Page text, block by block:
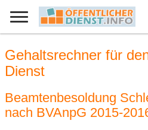
Gehaltsrechner für
Dienst
Beamtenbesoldung
nach BVAnpG 2015-